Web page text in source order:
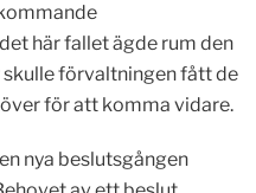
här fallet ägde rum den
förvaltningen fått de
för att komma vidare.
nya beslutsgången